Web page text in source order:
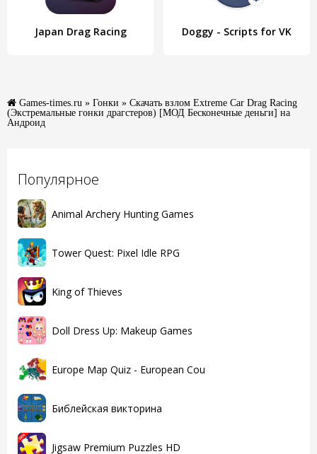
Популярное
Animal Archery Hunting Games
Tower Quest: Pixel Idle RPG
King of Thieves
Doll Dress Up: Makeup Games
Europe Map Quiz - European Cou
Библейская викторина
Jigsaw Premium Puzzles HD
Japan Drag Racing Doggy - Scripts for VK
Games-times.ru » Гонки » Скачать взлом Extreme Car Drag Racing
(Экстремальные гонки драгстеров) [МОД Бесконечные деньги] на
Андроид